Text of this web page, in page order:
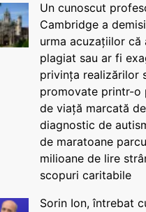
Un cunoscut
Cambridge a
urma acuzațiilor că
plagiat sau ar fi
privința realizărilor
promovate printr-o
de viață marcată
diagnostic de
de maratoane
milioane de lire
scopuri caritabile
Sorin Ion, întrebat